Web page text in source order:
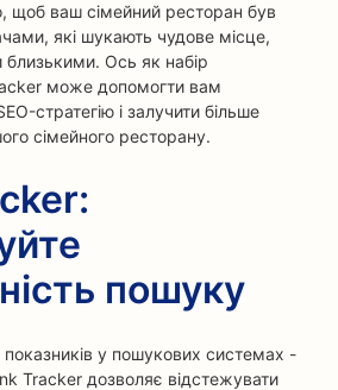
щоб ваш сімейний ресторан був
які шукають чудове місце,
близькими. Ось як набір
може допомогти вам
стратегію і залучити більше
сімейного ресторану.
пошуку
показників у пошукових системах -
Tracker дозволяє відстежувати